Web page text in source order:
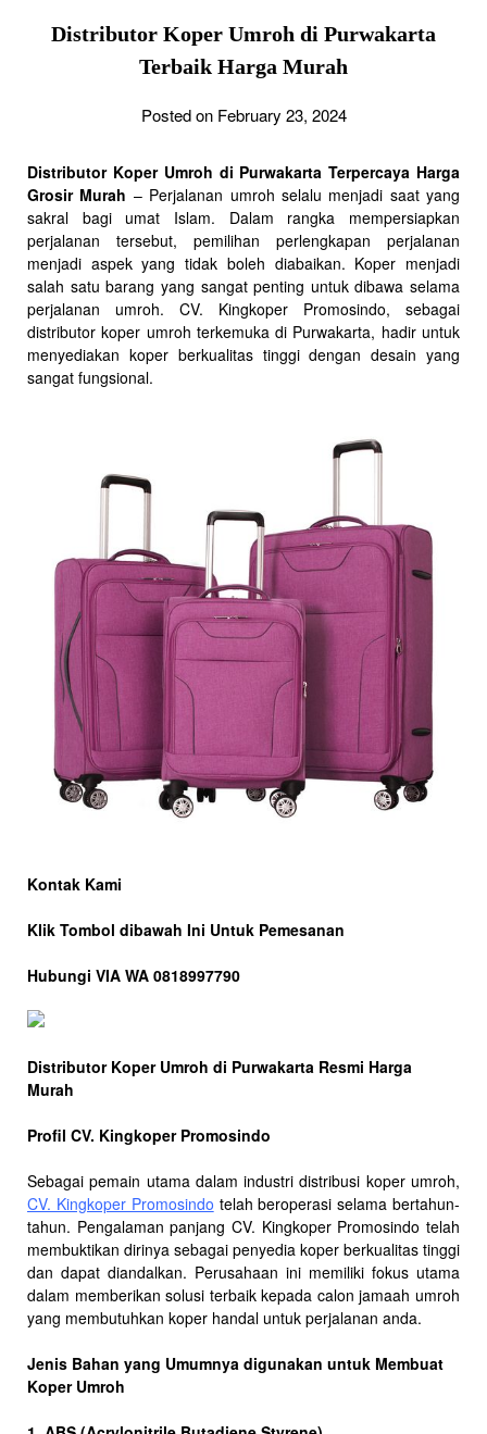
Distributor Koper Umroh di Purwakarta
Terbaik Harga Murah
Posted on February 23, 2024
Distributor Koper Umroh di Purwakarta Terpercaya Harga
Grosir Murah – Perjalanan umroh selalu menjadi saat yang
sakral bagi umat Islam. Dalam rangka mempersiapkan
perjalanan tersebut, pemilihan perlengkapan perjalanan
menjadi aspek yang tidak boleh diabaikan. Koper menjadi
salah satu barang yang sangat penting untuk dibawa selama
perjalanan umroh. CV. Kingkoper Promosindo, sebagai
distributor koper umroh terkemuka di Purwakarta, hadir untuk
menyediakan koper berkualitas tinggi dengan desain yang
sangat fungsional.
Kontak Kami
Klik Tombol dibawah Ini Untuk Pemesanan
Hubungi VIA WA 0818997790
Distributor Koper Umroh di Purwakarta Resmi Harga
Murah
Profil CV. Kingkoper Promosindo
Sebagai pemain utama dalam industri distribusi koper umroh,
CV. Kingkoper Promosindo telah beroperasi selama bertahun-
tahun. Pengalaman panjang CV. Kingkoper Promosindo telah
membuktikan dirinya sebagai penyedia koper berkualitas tinggi
dan dapat diandalkan. Perusahaan ini memiliki fokus utama
dalam memberikan solusi terbaik kepada calon jamaah umroh
yang membutuhkan koper handal untuk perjalanan anda.
Jenis Bahan yang Umumnya digunakan untuk Membuat
Koper Umroh